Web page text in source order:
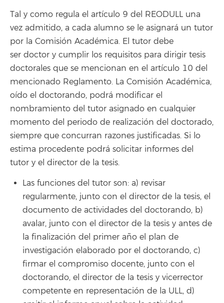
Tal y como regula el artículo 9 del REODULL una
vez admitido, a cada alumno se le asignará un tutor
por la Comisión Académica. El tutor debe
ser doctor y cumplir los requisitos para dirigir tesis
doctorales que se mencionan en el artículo 10 del
mencionado Reglamento. La Comisión Académica,
oído el doctorando, podrá modificar el
nombramiento del tutor asignado en cualquier
momento del periodo de realización del doctorado,
siempre que concurran razones justificadas. Si lo
estima procedente podrá solicitar informes del
tutor y el director de la tesis.
Las funciones del tutor son: a) revisar
regularmente, junto con el director de la tesis, el
documento de actividades del doctorando, b)
avalar, junto con el director de la tesis y antes de
la finalización del primer año el plan de
investigación elaborado por el doctorando, c)
firmar el compromiso docente, junto con el
doctorando, el director de la tesis y vicerrector
competente en representación de la ULL, d)